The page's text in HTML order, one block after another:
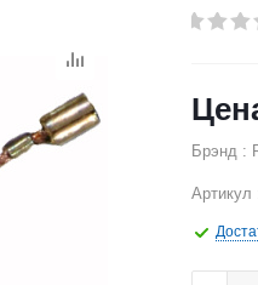
Брэнд :
Артикул